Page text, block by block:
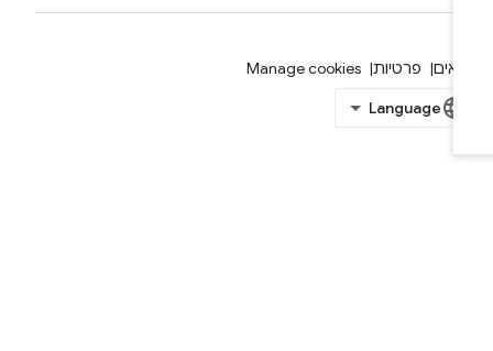
פרטיות Manage cookies